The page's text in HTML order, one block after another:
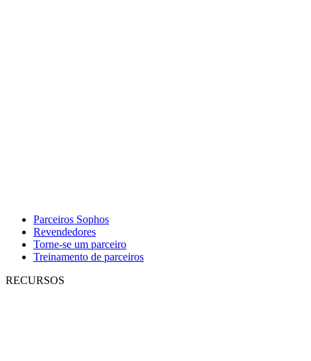
Parceiros Sophos
Revendedores
Torne-se um parceiro
Treinamento de parceiros
RECURSOS